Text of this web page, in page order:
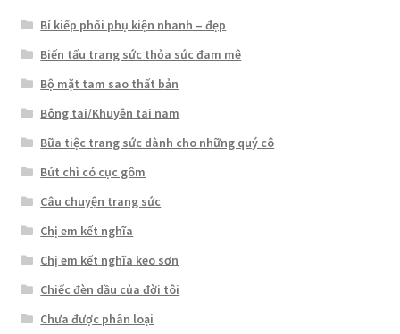
Bí kiếp phối phụ kiện nhanh – đẹp
Biến tấu trang sức thỏa sức đam mê
Bộ mặt tam sao thất bản
Bông tai/Khuyên tai nam
Bữa tiệc trang sức dành cho những quý cô
Bút chì có cục gôm
Câu chuyện trang sức
Chị em kết nghĩa
Chị em kết nghĩa keo sơn
Chiếc đèn dầu của đời tôi
Chưa được phân loại